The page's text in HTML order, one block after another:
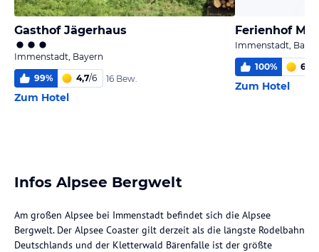
Gasthof Jägerhaus
Immenstadt, Bayern
99% 4,7/6 16 Bew.
Zum Hotel
Ferienhof
Immenstadt,
100% 6,0
Zum Hotel
Infos Alpsee Bergwelt
Am großen Alpsee bei Immenstadt befindet sich die Alpsee
Bergwelt. Der Alpsee Coaster gilt derzeit als die längste Rodelbahn
Deutschlands und der Kletterwald Bärenfalle ist der größte